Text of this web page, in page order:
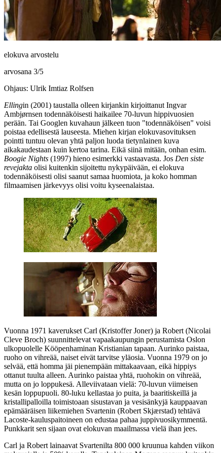
elokuva arvostelu
arvosana 3/5
Ohjaus: Ulrik Imtiaz Rolfsen
Ellingin (2001) taustalla olleen kirjankin kirjoittanut Ingvar
Ambjørnsen todennäköisesti haikailee 70‑luvun hippivuosien
perään. Tai Googlen kuvahaun jälkeen tuon "todennäköisen" voisi
poistaa edellisestä lauseesta. Miehen kirjan elokuvasovituksen
pointti tuntuu olevan yhtä paljon luoda tietynlainen kuva
aikakaudestaan kuin kertoa tarina. Eikä siinä mitään, onhan esim.
Boogie Nights (1997) hieno esimerkki vastaavasta. Jos Den siste
revejakta olisi kuitenkin sijoitettu nykypäivään, ei elokuva
todennäköisesti olisi saanut samaa huomiota, ja koko homman
filmaamisen järkevyys olisi voitu kyseenalaistaa.
Vuonna 1971 kaverukset Carl (Kristoffer Joner) ja Robert (Nicolai
Cleve Broch) suunnittelevat vapaakaupungin perustamista Oslon
ulkopuolelle Kööpenhaminan Kristianian tapaan. Aurinko paistaa,
ruoho on vihreää, naiset eivät tarvitse yläosia. Vuonna 1979 on jo
selvää, että homma jäi pienempään mittakaavaan, eikä hippiys
ottanut tuulta alleen. Aurinko paistaa yhtä, ruohokin on vihreää,
mutta on jo loppukesä. Alleviivataan vielä: 70‑luvun viimeisen
kesän loppupuoli. 80‑luku kellastaa jo puita, ja baaritiskeillä ja
kristallipalloilla toimistoaan sisustavan ja vesisänkyjä kauppaavan
epämääräisen liikemiehen Svartenin (Robert Skjærstad) tehtävä
Lacoste-kauluspaitoineen on edustaa pahaa juppivuosikymmentä.
Punkkarit sen sijaan ovat elokuvan maailmassa vielä ihan jees.
Carl ja Robert lainaavat Svartenilta 800 000 kruunua kahden viikon